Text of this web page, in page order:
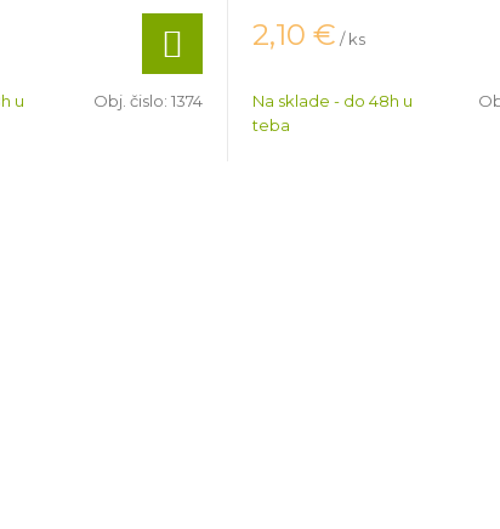
u
Obj. čislo: 1374
2,10 € / ks
Na sklade - do 48h u
teba